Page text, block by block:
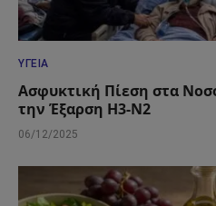
ΥΓΕΊΑ
Ασφυκτική Πίεση στα
την Έξαρση H3-N2
06/12/2025